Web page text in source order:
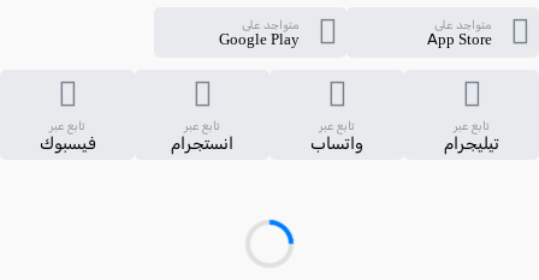
متواجد على
App Store
متواجد على
Google Play
تابع عبر
تيليجرام
تابع عبر
واتساب
تابع عبر
انستجرام
تابع عبر
فيسبوك